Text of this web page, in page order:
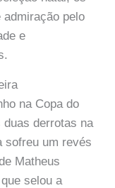
pelo
e
na Copa do
duas derrotas na
sofreu um revés
Matheus
selou a